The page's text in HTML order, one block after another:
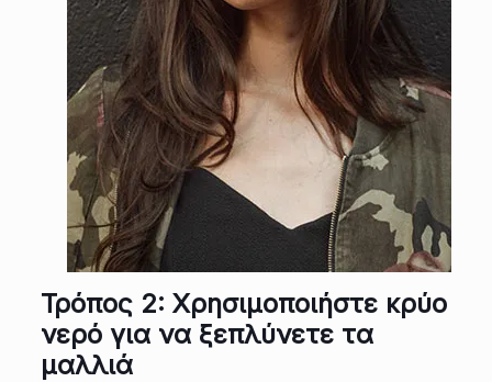
Τρόπος 2: Χρησιμοποιήστε κρύο
νερό για να ξεπλύνετε τα
μαλλιά